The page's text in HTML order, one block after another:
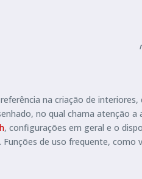
na criação de
no qual chama atenção
, configurações em geral e o
Funções de uso frequente,